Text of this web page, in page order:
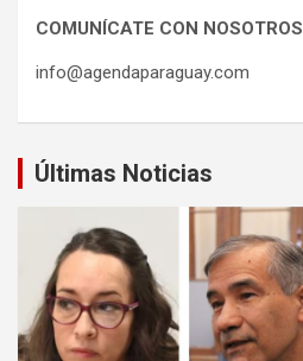
COMUNÍCATE CON NOSOTROS
info@agendaparaguay.com
Últimas Noticias